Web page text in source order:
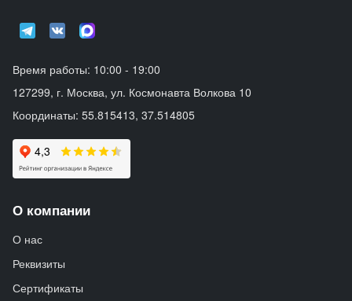
Время работы: 10:00 - 19:00
127299, г. Москва, ул. Космонавта Волкова 10
Координаты: 55.815413, 37.514805
О компании
О нас
Реквизиты
Сертификаты